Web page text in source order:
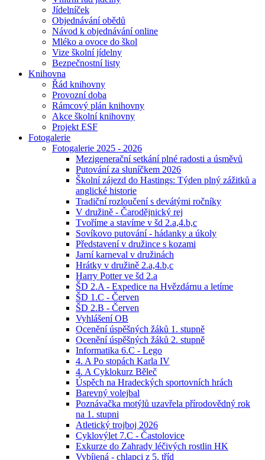
Jídelníček
Objednávání obědů
Návod k objednávání online
Mléko a ovoce do škol
Vize školní jídelny
Bezpečnostní listy
Knihovna
Řád knihovny
Provozní doba
Rámcový plán knihovny
Akce školní knihovny
Projekt ESF
Fotogalerie
Fotogalerie 2025 - 2026
Mezigenerační setkání plné radosti a úsměvů
Putování za sluníčkem 2026
Školní zájezd do Hastings: Týden plný zážitků a
anglické historie
Tradiční rozloučení s devátými ročníky
V družině - Čarodějnický rej
Tvoříme a stavíme v šd 2.a,4.b,c
Sovíkovo putování - hádanky a úkoly
Představení v družince s kozami
Jarní karneval v družinách
Hrátky v družině 2.a,4.b,c
Harry Potter ve šd 2.a
ŠD 2.A - Expedice na Hvězdárnu a letíme
ŠD 1.C - Červen
ŠD 2.B - Červen
Vyhlášení OB
Ocenění úspěšných žáků 1. stupně
Ocenění úspěšných žáků 2. stupně
Informatika 6.C - Lego
4. A Po stopách Karla IV
4. A Cyklokurz Běleč
Úspěch na Hradeckých sportovních hrách
Barevný volejbal
Poznávačka motýlů uzavřela přírodovědný rok
na 1. stupni
Atletický trojboj 2026
Cyklovýlet 7.C - Častolovice
Exkurze do Zahrady léčivých rostlin HK
Vybíjená - chlapci z 5. tříd